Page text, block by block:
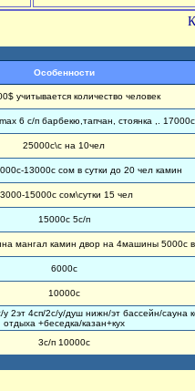
Особенности
учитывается количество человек
6 с/п барбекю,тапчан, стоянка ,. 17000с
25000с\с на 10чел
13000с сом в сутки до 20 чел камин
15000с сом\сутки 15 чел
15000с 5с/п
мангал камин двор на 4машины 5000с в
6000с
10000с
у 2эт 4сп/2с/у/душ нижн/эт бассейн/сауна
отдыха +беседка/казан+кух
3с/п 10000с